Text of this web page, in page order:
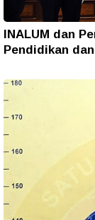
INALUM dan
Pendidikan